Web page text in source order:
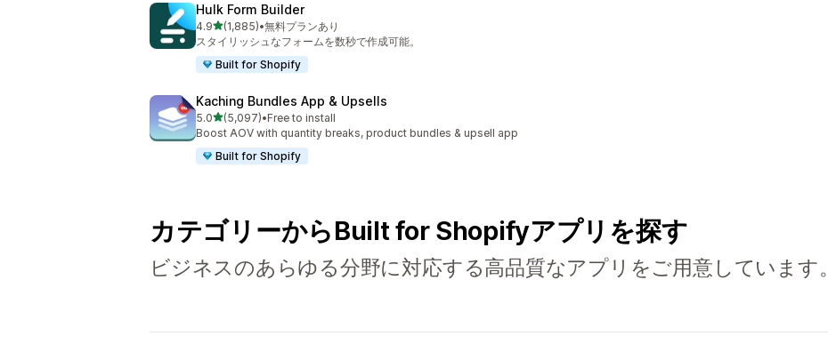
Hulk Form Builder
4.95つ星中
(1,885)
合計レビュー数：1885件
•無料プランあり
スタイリッシュなフォームを数秒で作成可能。
Built for Shopify
Kaching Bundles App & Upsells
5.05つ星中
(5,097)
合計レビュー数：5097件
•Free to install
Boost AOV with quantity breaks, product bundles & upsell app
Built for Shopify
カテゴリーからBuilt for Shopifyアプリを探す
ビジネスのあらゆる分野に対応する高品質なアプリをご用意しています。